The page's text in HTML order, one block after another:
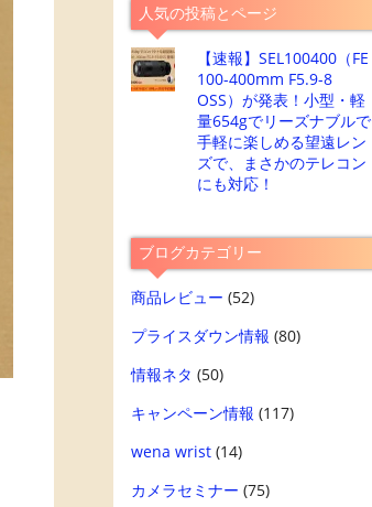
人気の投稿とページ
【速報】SEL100400（FE
100-400mm F5.9-8
OSS）が発表！小型・軽
量654gでリーズナブルで
手軽に楽しめる望遠レン
ズで、まさかのテレコン
にも対応！
ブログカテゴリー
商品レビュー (52)
プライスダウン情報 (80)
情報ネタ (50)
キャンペーン情報 (117)
wena wrist(14)
カメラセミナー (75)